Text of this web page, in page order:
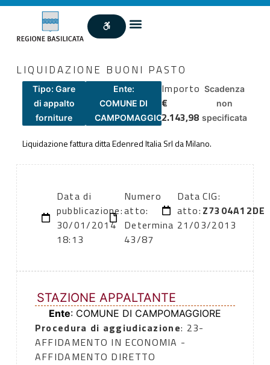
LIQUIDAZIONE BUONI PASTO
Tipo: Gare
di appalto
forniture
Ente:
COMUNE DI
CAMPOMAGGIORE
Importo
€
2.143,98
Scadenza
non
specificata
Liquidazione fattura ditta Edenred Italia Srl da Milano.
Data di
pubblicazione:
30/01/2014
18:13
Numero
atto:
Determina
43/87
Data
atto:
21/03/2013
CIG:
Z7304A12DE
STAZIONE APPALTANTE
Ente: COMUNE DI CAMPOMAGGIORE
Procedura di aggiudicazione: 23-
AFFIDAMENTO IN ECONOMIA -
AFFIDAMENTO DIRETTO